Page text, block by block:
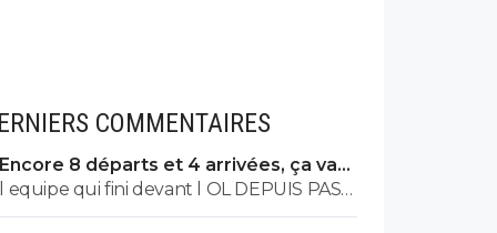
COMMENTAIRES
Encore 8 départs et 4 arrivées, ça va
valser à l'OL
l equipe qui fini devant l OL DEPUIS PAS
MAL DE TPS? lol. t es tro malin toi